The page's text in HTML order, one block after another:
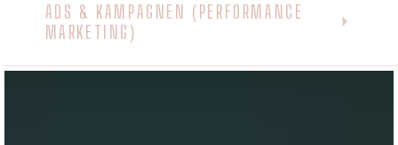
ADS & KAMPAGNEN (PERFORMANCE
MARKETING)